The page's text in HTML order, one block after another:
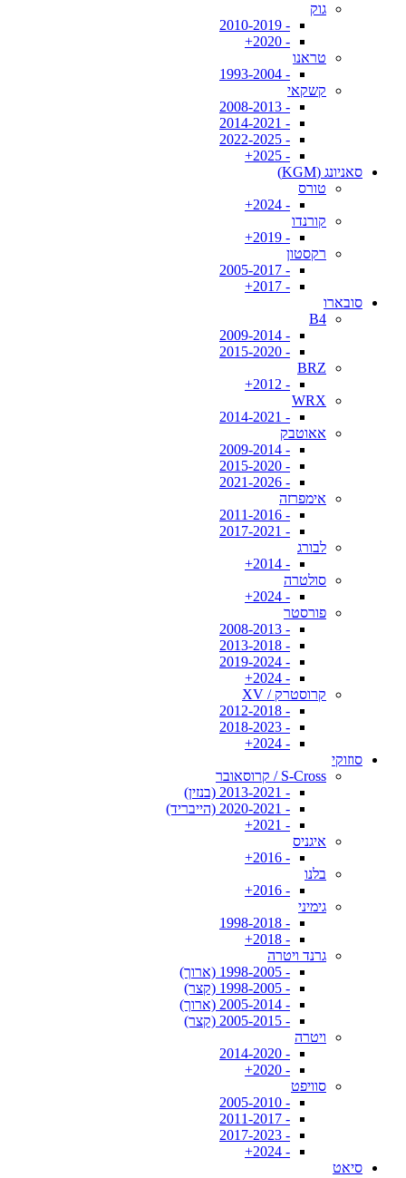
גוק
- 2010-2019
- 2020+
טראנו
- 1993-2004
קשקאי
- 2008-2013
- 2014-2021
- 2022-2025
- 2025+
סאניונג (KGM)
טורס
- 2024+
קורנדו
- 2019+
רקסטון
- 2005-2017
- 2017+
סובארו
B4
- 2009-2014
- 2015-2020
BRZ
- 2012+
WRX
- 2014-2021
אאוטבק
- 2009-2014
- 2015-2020
- 2021-2026
אימפרזה
- 2011-2016
- 2017-2021
לבורג
- 2014+
סולטרה
- 2024+
פורסטר
- 2008-2013
- 2013-2018
- 2019-2024
- 2024+
קרוסטרק / XV
- 2012-2018
- 2018-2023
- 2024+
סוזוקי
S-Cross / קרוסאובר
- 2013-2021 (בנזין)
- 2020-2021 (הייבריד)
- 2021+
איגניס
- 2016+
בלנו
- 2016+
גימיני
- 1998-2018
- 2018+
גרנד ויטרה
- 1998-2005 (ארוך)
- 1998-2005 (קצר)
- 2005-2014 (ארוך)
- 2005-2015 (קצר)
ויטרה
- 2014-2020
- 2020+
סוויפט
- 2005-2010
- 2011-2017
- 2017-2023
- 2024+
סיאט